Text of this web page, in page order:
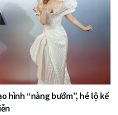
hình “nàng bướm”, hé lộ kế